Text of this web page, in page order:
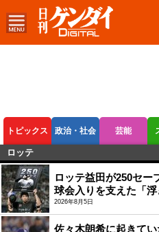
トピックス 政治・社会 芸能
ボートレース
ロッテ
ロッテ益田が250セー
球会入りを支えた「
2026年8月5日
佐々木朗希に起きて